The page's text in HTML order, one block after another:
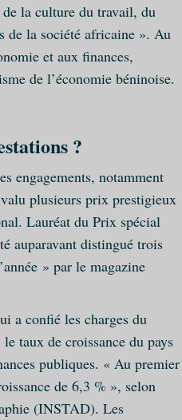
la culture du travail, du
de la société africaine ». Au
et aux finances,
de l’économie béninoise.
?
engagements, notamment
plusieurs prix prestigieux
Lauréat du Prix spécial
auparavant distingué trois
» par le magazine
a confié les charges du
taux de croissance du pays
publiques. « Au premier
de 6,3 % », selon
(INSTAD). Les